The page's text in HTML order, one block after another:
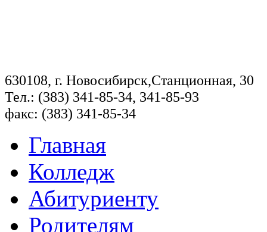
630108, г. Новосибирск,Станционная, 30
Тел.: (383) 341-85-34, 341-85-93
факс: (383) 341-85-34
Главная
Колледж
Абитуриенту
Родителям